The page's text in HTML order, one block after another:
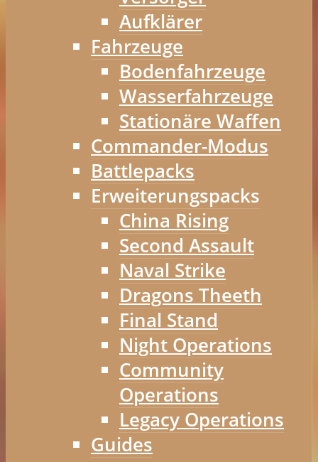
Aufklärer
Fahrzeuge
Bodenfahrzeuge
Wasserfahrzeuge
Stationäre Waffen
Commander-Modus
Battlepacks
Erweiterungspacks
China Rising
Second Assault
Naval Strike
Dragons Theeth
Final Stand
Night Operations
Community
Operations
Legacy Operations
Guides